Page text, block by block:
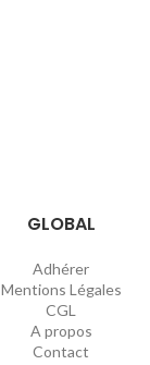
GLOBAL
Adhérer
Mentions Légales
CGL
A propos
Contact